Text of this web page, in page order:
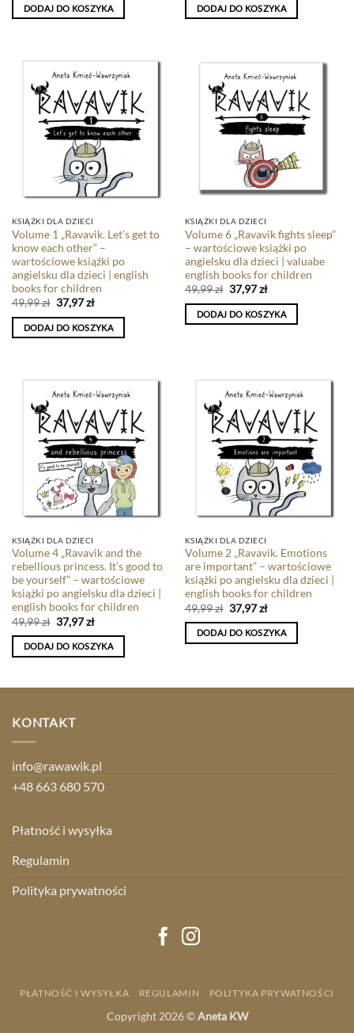
DODAJ DO KOSZYKA DODAJ DO KOSZYKA
KSIĄŻKI DLA DZIECI
Volume 1 „Ravavik. Let’s get to
know each other” –
wartościowe książki po
angielsku dla dzieci | english
books for children
49,99zł 37,97zł
DODAJ DO KOSZYKA
KSIĄŻKI DLA DZIECI
Volume 6 „Ravavik fights sleep”
– wartościowe książki po
angielsku dla dzieci | valuabe
english books for children
49,99zł 37,97zł
DODAJ DO KOSZYKA
KSIĄŻKI DLA DZIECI
Volume 4 „Ravavik and the
rebellious princess. It’s good to
be yourself” – wartościowe
książki po angielsku dla dzieci |
english books for children
49,99zł 37,97zł
DODAJ DO KOSZYKA
KSIĄŻKI DLA DZIECI
Volume 2 „Ravavik. Emotions
are important” – wartościowe
książki po angielsku dla dzieci |
english books for children
49,99zł 37,97zł
DODAJ DO KOSZYKA
KONTAKT
info@rawawik.pl
+48 663 680 570
Płatność i wysyłka
Regulamin
Polityka prywatności
PŁATNOŚĆ I WYSYŁKA REGULAMIN POLITYKA PRYWATNOŚCI
Copyright 2026 ©Aneta KW